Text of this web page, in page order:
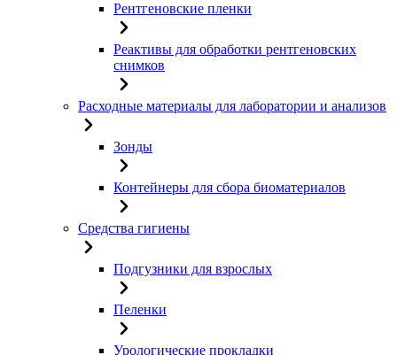
Рентгеновские пленки
Реактивы для обработки рентгеновских
снимков
Расходные материалы для лаборатории и анализов
Зонды
Контейнеры для сбора биоматериалов
Средства гигиены
Подгузники для взрослых
Пеленки
Урологические прокладки